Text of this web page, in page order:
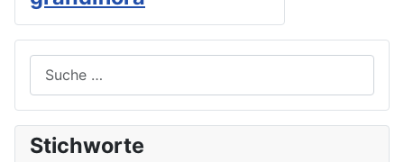
Stichworte